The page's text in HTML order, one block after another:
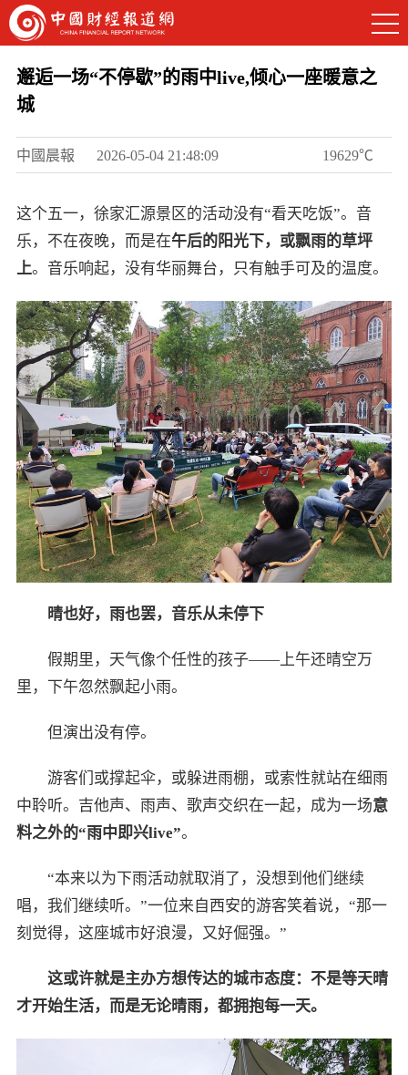
邂逅一场“不停歇”的雨中live,倾心一座暖意之
城
中國晨報 2026-05-04 21:48:09 19629℃
这个五一，徐家汇源景区的活动没有“看天吃饭”。音
乐，不在夜晚，而是在午后的阳光下，或飘雨的草坪
上。音乐响起，没有华丽舞台，只有触手可及的温度。
晴也好，雨也罢，音乐从未停下
假期里，天气像个任性的孩子——上午还晴空万
里，下午忽然飘起小雨。
但演出没有停。
游客们或撑起伞，或躲进雨棚，或索性就站在细雨
中聆听。吉他声、雨声、歌声交织在一起，成为一场意
料之外的“雨中即兴live”。
“本来以为下雨活动就取消了，没想到他们继续
唱，我们继续听。”一位来自西安的游客笑着说，“那一
刻觉得，这座城市好浪漫，又好倔强。”
这或许就是主办方想传达的城市态度：不是等天晴
才开始生活，而是无论晴雨，都拥抱每一天。